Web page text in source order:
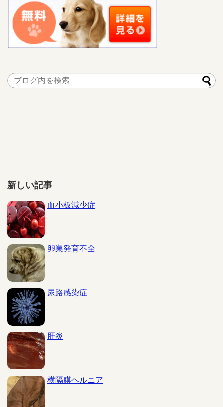
新しい記事
血小板減少症
卵巣発育不全
尿路感染症
肝炎
横隔膜ヘルニア